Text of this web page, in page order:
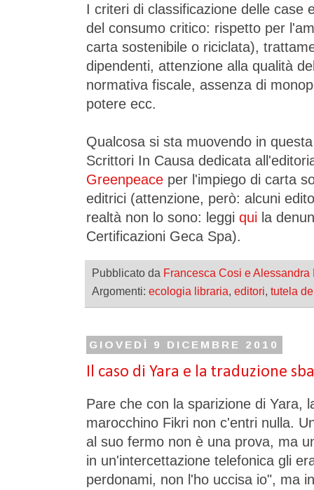
I criteri di classificazione delle case
del consumo critico: rispetto per
carta sostenibile o riciclata),
dipendenti, attenzione alla qualità
normativa fiscale, assenza di
potere ecc.
Qualcosa si sta muovendo in
Scrittori In Causa dedicata
Greenpeace per l'impiego di carta
editrici (attenzione, però: alcuni
realtà non lo sono: leggi qui la
Certificazioni Geca Spa).
Pubblicato da Francesca Cosi e Alessandra
Argomenti: ecologia libraria, editori, tutela
GIOVEDÌ 9 DICEMBRE 2010
Il caso di Yara e la traduzione
Pare che con la sparizione di Yara,
marocchino Fikri non c'entri nulla.
al suo fermo non è una prova, ma
in un'intercettazione telefonica gli
perdonami, non l'ho uccisa io", ma